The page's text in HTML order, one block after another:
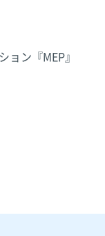
ン『MEP』